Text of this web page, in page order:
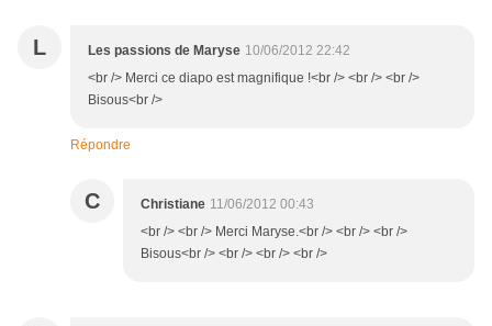
L Les passions de Maryse 10/06/2012 22:42
<br /> Merci ce diapo est magnifique !<br /> <br /> <br />
Bisous<br />
Répondre
C Christiane 11/06/2012 00:43
<br /> <br /> Merci Maryse.<br /> <br /> <br />
Bisous<br /> <br /> <br /> <br />